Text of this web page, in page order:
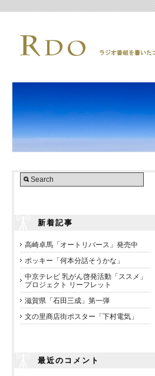
新着記事
高崎卓馬「オートリバース」発売中
ポッキー「何本分話そうかな」
中京テレビ 乳がん啓発活動「ススメ」
プロジェクト リーフレット
滋賀県「石田三成」第一弾
文の里商店街ポスター「下村電気」
最近のコメント